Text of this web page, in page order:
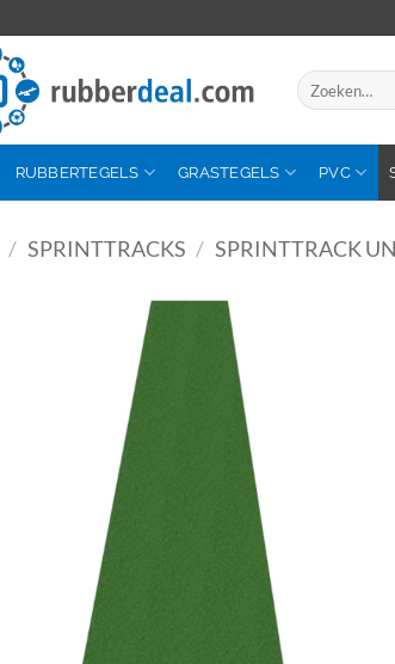
Zoeken
naar:
RUBBERTEGELS GRASTEGELS PVC
/ SPRINTTRACKS / SPRINTTRACK